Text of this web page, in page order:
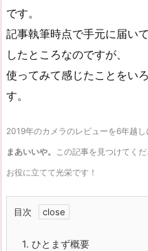
です。
記事執筆時点で手元に届い
したところなのですが、
使ってみて感じたことをい
す。
2019年のカメラのレビューを6年越
まあいいや。 この記事を見つけてく
お役に立てて光栄です！
目次
1. ひとまず概要